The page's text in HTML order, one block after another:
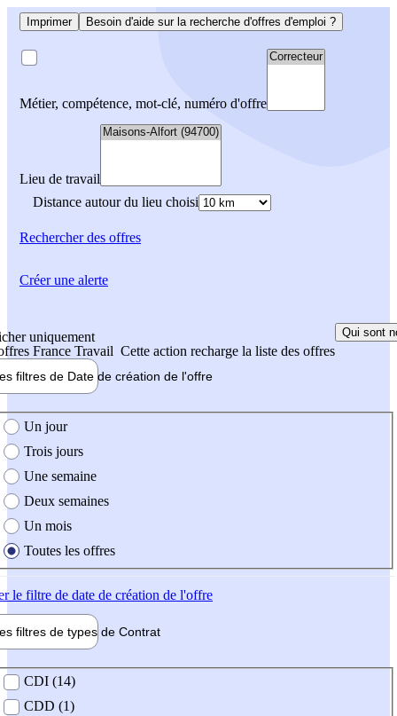
Imprimer Besoin d'aide sur la recherche d'offres d'emploi ?
Métier, compétence, mot-clé, numéro d'offre
Lieu de travail
Distance autour du lieu choisi
Rechercherdes offres
uniquement
France Travail Cette action recharge la liste des offres
Qui sont
filtres de Date de création de l'offre
création de l'offre
Un jour
Trois jours
Une semaine
Deux semaines
Un mois
Toutes les offres
le filtre de date de création de l'offre
filtres de types de Contrat
contrat
CDI (14)
CDD (1)
Créer une alerte